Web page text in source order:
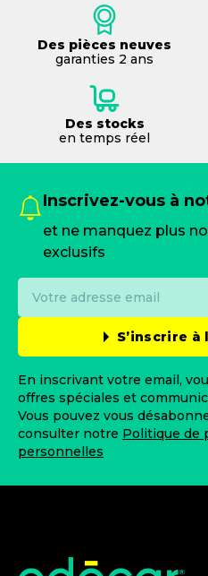
Des pièces neuves
garanties 2 ans
Des stocks
en temps réel
Inscrivez-vous à
et ne manquez plus
exclusifs
S’inscrire
En inscrivant votre email,
offres spéciales et
Vous pouvez vous
consulter notre Politique de
personnelles